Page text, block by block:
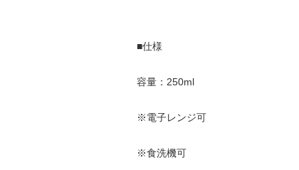
■仕様
容量：250ml
※電子レンジ可
※食洗機可